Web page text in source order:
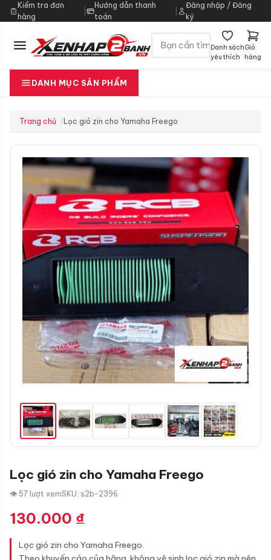
Kiểm tra đơn
hàng
|
Hướng dẫn thanh
toán
Đăng nhập / Đăng
ký
Danh sách
yêu thích
Giỏ
hàng
DANH MỤC SẢN PHẨM
Trang chủ Lọc gió zin cho Yamaha Freego
Lọc gió zin cho Yamaha Freego
👁 57 lượt xemSKU: s2b-2396
130.000 ₫
Lọc gió zin cho Yamaha Freego.